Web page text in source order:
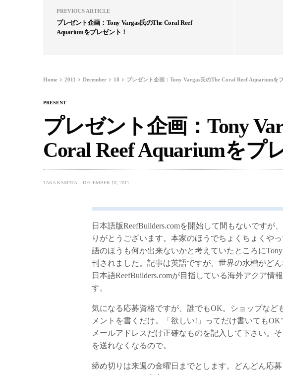
PREVIOUS ARTICLE
プレゼント企画：Tony Vargas氏のThe Coral Reef
Aquariumをプレゼント！
Home 2011 December 18 プレゼント企画：Tony Vargas氏のThe Coral Reef Aquariumを
PRESENT
プレゼント企画：Tony
Coral Reef Aquariumをプ
TAKA KAMATA DECEMBER 18, 2011
日本語版ReefBuilders.comを開始して間もないですが
りがとうございます。本家のほうでちょくちょくや
語のほうも何か出来ないかと考えていたところにTony
刊されました。記事は英語ですが、世界の水槽がど
日本語ReefBuilders.comが目指している海外アクア情
す。
気になる応募資格ですが、誰でもOK。ショップなど
メントを書くだけ。「欲しい!」ってだけ書いても
メールアドレスだけ正確なものを記入して下さい。
を送れなくなるので。
締め切りは来週の金曜日までとします。どんどん応